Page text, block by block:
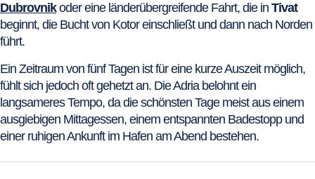
Dubrovnikoder eine länderübergreifende Fahrt, die in Tivat
beginnt, die Bucht von Kotor einschließt und dann nach Norden
führt.
Ein Zeitraum von fünf Tagen ist für eine kurze Auszeit möglich,
fühlt sich jedoch oft gehetzt an. Die Adria belohnt ein
langsameres Tempo, da die schönsten Tage meist aus einem
ausgiebigen Mittagessen, einem entspannten Badestopp und
einer ruhigen Ankunft im Hafen am Abend bestehen.